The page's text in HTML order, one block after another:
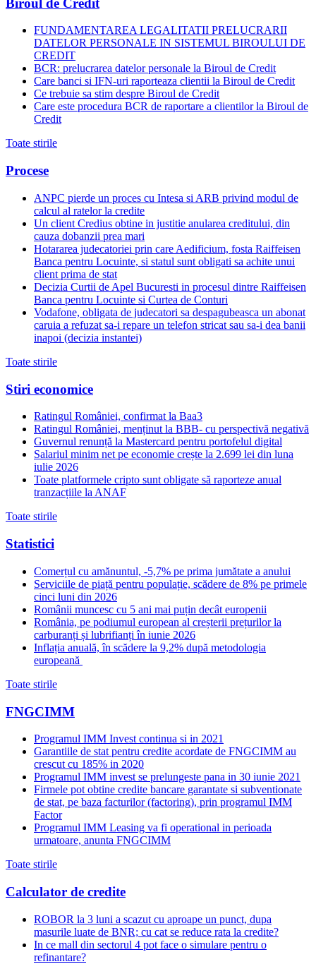
Biroul de Credit
FUNDAMENTAREA LEGALITATII PRELUCRARII
DATELOR PERSONALE IN SISTEMUL BIROULUI DE
CREDIT
BCR: prelucrarea datelor personale la Biroul de Credit
Care banci si IFN-uri raporteaza clientii la Biroul de Credit
Ce trebuie sa stim despre Biroul de Credit
Care este procedura BCR de raportare a clientilor la Biroul de
Credit
Toate stirile
Procese
ANPC pierde un proces cu Intesa si ARB privind modul de
calcul al ratelor la credite
Un client Credius obtine in justitie anularea creditului, din
cauza dobanzii prea mari
Hotararea judecatoriei prin care Aedificium, fosta Raiffeisen
Banca pentru Locuinte, si statul sunt obligati sa achite unui
client prima de stat
Decizia Curtii de Apel Bucuresti in procesul dintre Raiffeisen
Banca pentru Locuinte si Curtea de Conturi
Vodafone, obligata de judecatori sa despagubeasca un abonat
caruia a refuzat sa-i repare un telefon stricat sau sa-i dea banii
inapoi (decizia instantei)
Toate stirile
Stiri economice
Ratingul României, confirmat la Baa3
Ratingul României, menținut la BBB- cu perspectivă negativă
Guvernul renunță la Mastercard pentru portofelul digital
Salariul minim net pe economie crește la 2.699 lei din luna
iulie 2026
Toate platformele cripto sunt obligate să raporteze anual
tranzacțiile la ANAF
Toate stirile
Statistici
Comerțul cu amănuntul, -5,7% pe prima jumătate a anului
Serviciile de piață pentru populație, scădere de 8% pe primele
cinci luni din 2026
Românii muncesc cu 5 ani mai puțin decât europenii
România, pe podiumul european al creșterii prețurilor la
carburanți și lubrifianți în iunie 2026
Inflația anuală, în scădere la 9,2% după metodologia
europeană
Toate stirile
FNGCIMM
Programul IMM Invest continua si in 2021
Garantiile de stat pentru credite acordate de FNGCIMM au
crescut cu 185% in 2020
Programul IMM invest se prelungeste pana in 30 iunie 2021
Firmele pot obtine credite bancare garantate si subventionate
de stat, pe baza facturilor (factoring), prin programul IMM
Factor
Programul IMM Leasing va fi operational in perioada
urmatoare, anunta FNGCIMM
Toate stirile
Calculator de credite
ROBOR la 3 luni a scazut cu aproape un punct, dupa
masurile luate de BNR; cu cat se reduce rata la credite?
In ce mall din sectorul 4 pot face o simulare pentru o
refinantare?